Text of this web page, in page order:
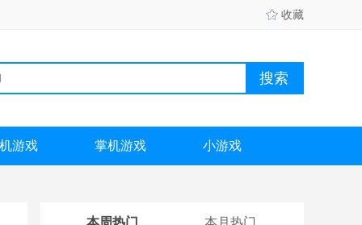
收藏
游戏 掌机游戏 小游戏
本周热门 本月热门